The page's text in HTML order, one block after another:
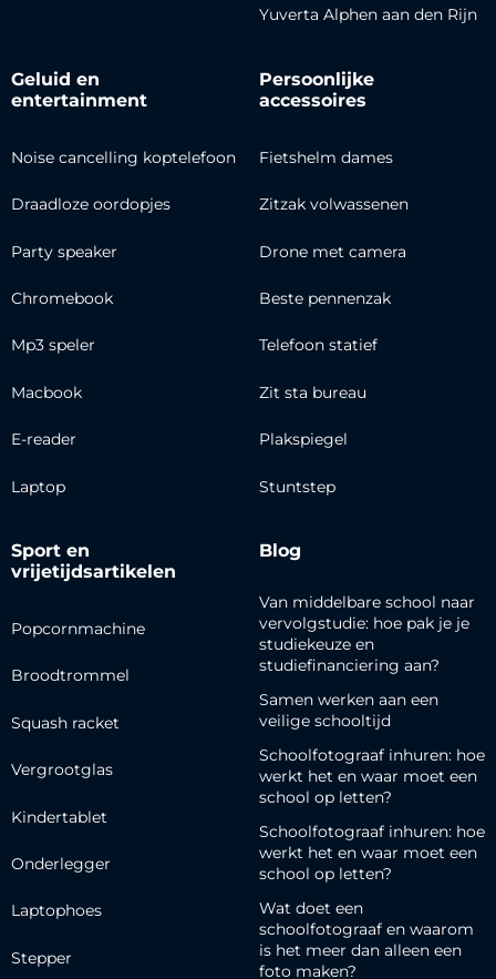
Yuverta Alphen aan den Rijn
Geluid en
entertainment
Noise cancelling koptelefoon
Draadloze oordopjes
Party speaker
Chromebook
Mp3 speler
Macbook
E-reader
Laptop
Persoonlijke
accessoires
Fietshelm dames
Zitzak volwassenen
Drone met camera
Beste pennenzak
Telefoon statief
Zit sta bureau
Plakspiegel
Stuntstep
Sport en
vrijetijdsartikelen
Popcornmachine
Broodtrommel
Squash racket
Vergrootglas
Kindertablet
Onderlegger
Laptophoes
Stepper
Blog
Van middelbare school naar
vervolgstudie: hoe pak je je
studiekeuze en
studiefinanciering aan?
Samen werken aan een
veilige schooltijd
Schoolfotograaf inhuren: hoe
werkt het en waar moet een
school op letten?
Schoolfotograaf inhuren: hoe
werkt het en waar moet een
school op letten?
Wat doet een
schoolfotograaf en waarom
is het meer dan alleen een
foto maken?